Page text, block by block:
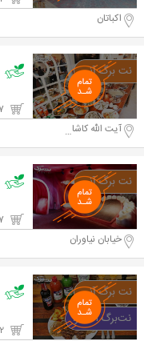
اکباتان
آیت الله کاشانی
خیابان نیاوران